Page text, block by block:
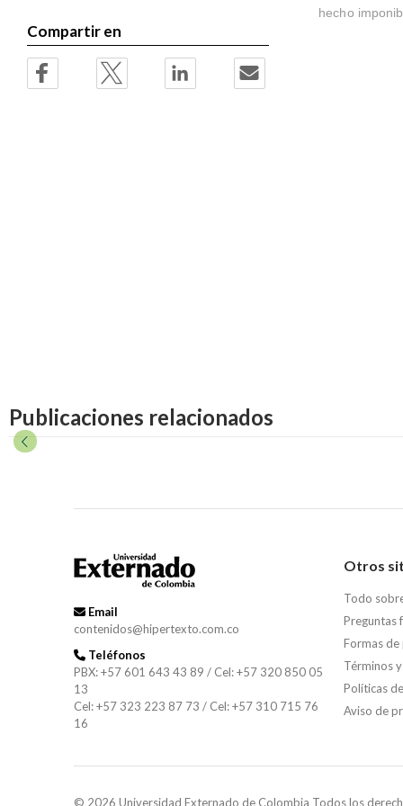
hecho
Compartir en
Publicaciones relacionados
Email
contenidos@hipertexto.com.co
Teléfonos
PBX: +57 601 643 43 89 / Cel: +57 320 850 05
13
Cel: +57 323 223 87 73 / Cel: +57 310 715 76
16
Otros
Todo
Preguntas
Formas de
Términos
Políticas
Aviso de
© 2026 Universidad Externado de Colombia Todos los